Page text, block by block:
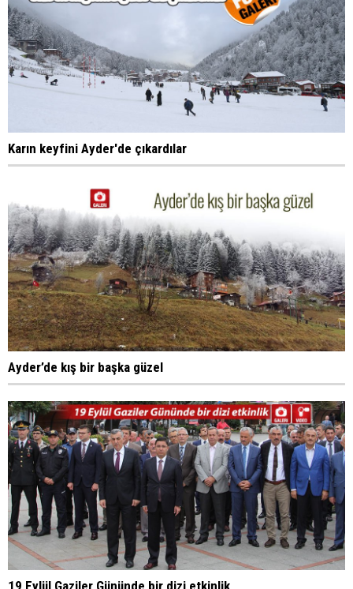
Karın keyfini Ayder'de çıkardılar
Ayder’de kış bir başka güzel
19 Eylül Gaziler Gününde bir dizi etkinlik